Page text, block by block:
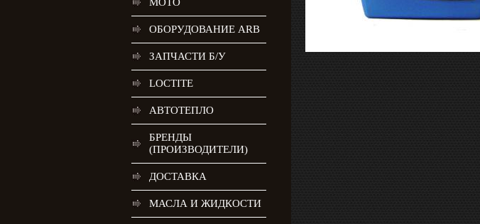
ОБОРУДОВАНИЕ ARB
ЗАПЧАСТИ Б/У
LOCTITE
АВТОТЕПЛО
БРЕНДЫ
(ПРОИЗВОДИТЕЛИ)
ДОСТАВКА
МАСЛА И ЖИДКОСТИ